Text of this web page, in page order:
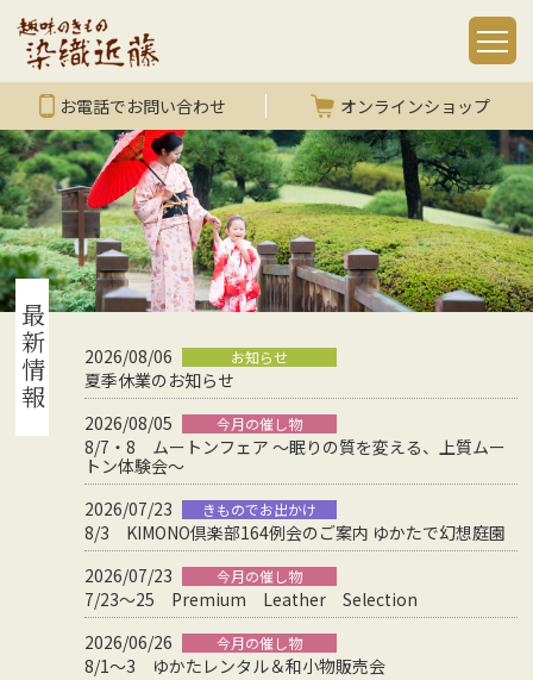
お電話でお問い合わせ オンラインショップ
最新情報 2026/08/06 お知らせ
夏季休業のお知らせ
2026/08/05
今月の催し物
8/7・8 ムートンフェア ～眠りの質を変える、上質ムー
トン体験会～
2026/07/23
きものでお出かけ
8/3 KIMONO倶楽部164例会のご案内 ゆかたで幻想庭園
2026/07/23
今月の催し物
7/23～25 Premium Leather Selection
2026/06/26
今月の催し物
8/1～3 ゆかたレンタル＆和小物販売会